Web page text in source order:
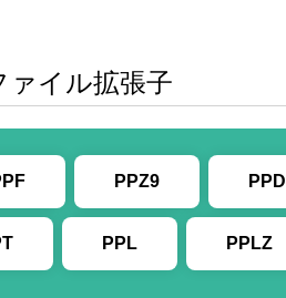
ァイル拡張子
PPZ9 PPD
PPL PPLZ